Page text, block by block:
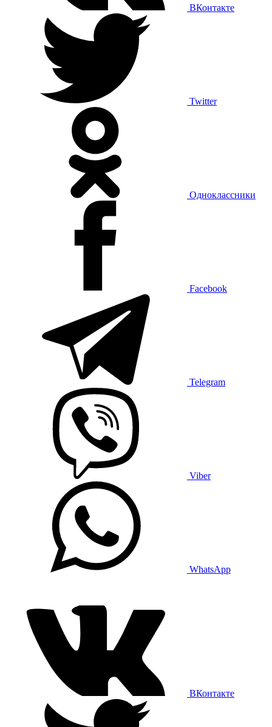
ВКонтакте
Twitter
Одноклассники
Facebook
Telegram
Viber
WhatsApp
ВКонтакте